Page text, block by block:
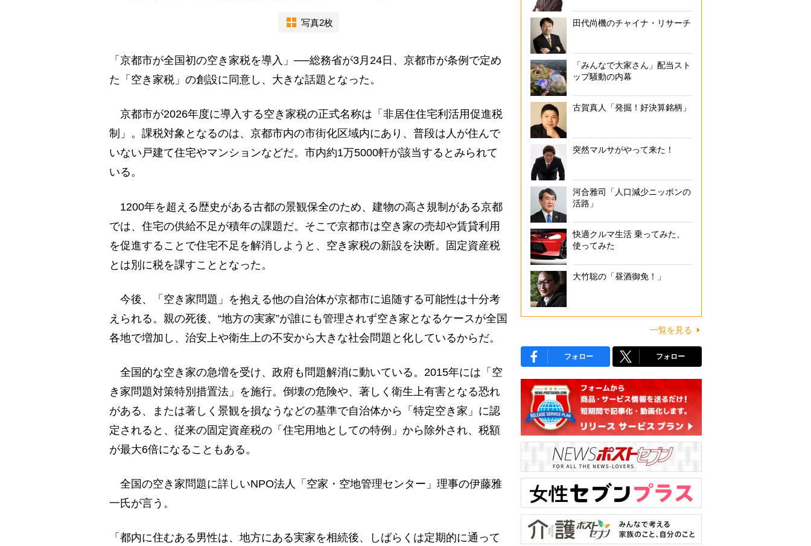
写真2枚
「京都市が全国初の空き家税を導入」──総務省が3月24日、京都市が条例で定め
た「空き家税」の創設に同意し、大きな話題となった。
京都市が2026年度に導入する空き家税の正式名称は「非居住住宅利活用促進税
制」。課税対象となるのは、京都市内の市街化区域内にあり、普段は人が住んで
いない戸建て住宅やマンションなどだ。市内約1万5000軒が該当するとみられて
いる。
1200年を超える歴史がある古都の景観保全のため、建物の高さ規制がある京都
では、住宅の供給不足が積年の課題だ。そこで京都市は空き家の売却や賃貸利用
を促進することで住宅不足を解消しようと、空き家税の新設を決断。固定資産税
とは別に税を課すこととなった。
今後、「空き家問題」を抱える他の自治体が京都市に追随する可能性は十分考
えられる。親の死後、“地方の実家”が誰にも管理されず空き家となるケースが全国
各地で増加し、治安上や衛生上の不安から大きな社会問題と化しているからだ。
全国的な空き家の急増を受け、政府も問題解消に動いている。2015年には「空
き家問題対策特別措置法」を施行。倒壊の危険や、著しく衛生上有害となる恐れ
がある、または著しく景観を損なうなどの基準で自治体から「特定空き家」に認
定されると、従来の固定資産税の「住宅用地としての特例」から除外され、税額
が最大6倍になることもある。
全国の空き家問題に詳しいNPO法人「空家・空地管理センター」理事の伊藤雅
一氏が言う。
「都内に住むある男性は、地方にある実家を相続後、しばらくは定期的に通って
田代尚機のチャイナ・リサーチ
「みんなで大家さん」配当スト
ップ騒動の内幕
古賀真人「発掘！好決算銘柄」
突然マルサがやって来た！
河合雅司「人口減少ニッポンの
活路」
快適クルマ生活 乗ってみた、
使ってみた
大竹聡の「昼酒御免！」
一覧を見る
フォロー フォロー